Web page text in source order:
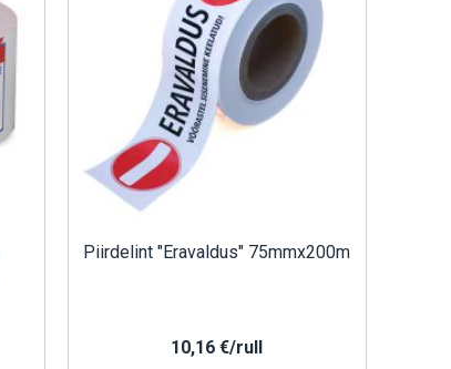
Piirdelint "Eravaldus" 75mmx200m
10,16 €/rull